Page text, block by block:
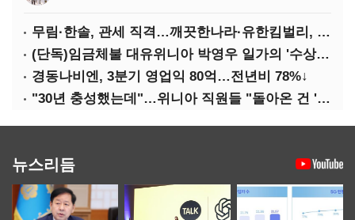
무림·한솔, 관세 직격…깨끗한나라·유한킴벌리, 수익성 악화
(단독)임금체불 대유위니아 박영우 일가의 '수상한 별장'
경동나비엔, 3분기 영업익 80억…전년비 78%↓
"30년 충성했는데"…위니아 직원들 "돌아온 건 '배신'"
뉴스리듬